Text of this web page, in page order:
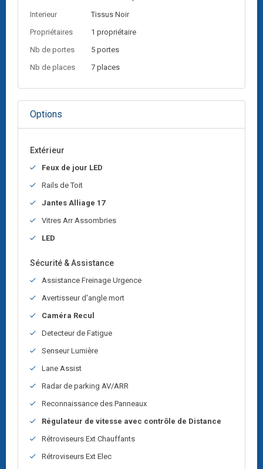
Interieur
Tissus Noir
Propriétaires
1 propriétaire
Nb de portes
5 portes
Nb de places
7 places
Options
Extérieur
Feux de jour LED
Rails de Toit
Jantes Alliage 17
Vitres Arr Assombries
LED
Sécurité & Assistance
Assistance Freinage Urgence
Avertisseur d'angle mort
Caméra Recul
Detecteur de Fatigue
Senseur Lumière
Lane Assist
Radar de parking AV/ARR
Reconnaissance des Panneaux
Régulateur de vitesse avec contrôle de Distance
Rétroviseurs Ext Chauffants
Rétroviseurs Ext Elec